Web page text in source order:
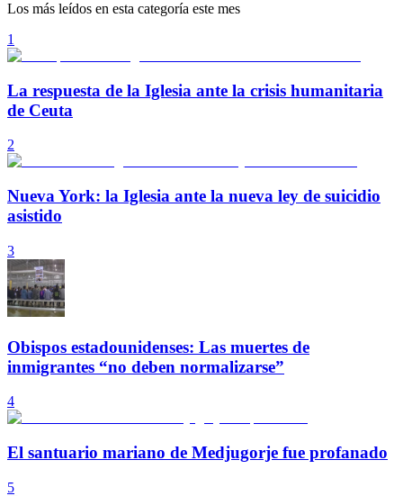
Los más leídos en esta categoría este mes
1
La respuesta de la Iglesia ante la crisis humanitaria
de Ceuta
2
Nueva York: la Iglesia ante la nueva ley de suicidio
asistido
3
Obispos estadounidenses: Las muertes de
inmigrantes “no deben normalizarse”
4
El santuario mariano de Medjugorje fue profanado
5